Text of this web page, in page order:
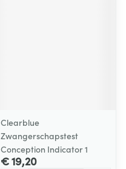
Clearblue
Zwangerschapstest
Conception Indicator 1
€ 19,20